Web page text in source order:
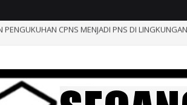
Ke-1, Tampilkan Kesiapan Operasional dan